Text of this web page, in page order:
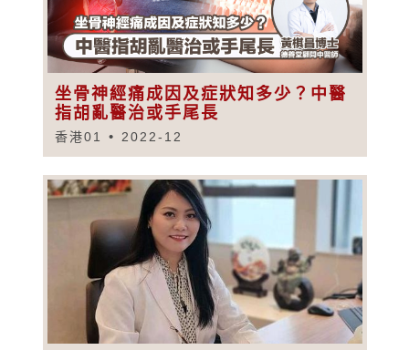
坐骨神經痛成因及症狀知多少？中醫
指胡亂醫治或手尾長
香港01 2022-12